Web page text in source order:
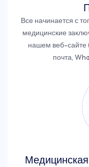
Все начинается с
медицинские
нашем веб-сайте
почта,